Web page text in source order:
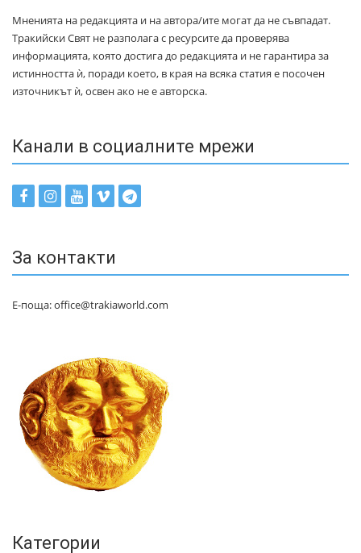
Мненията на редакцията и на автора/ите могат да не съвпадат.
Тракийски Свят не разполага с ресурсите да проверява
информацията, която достига до редакцията и не гарантира за
истинността ѝ, поради което, в края на всяка статия е посочен
източникът ѝ, освен ако не е авторска.
Канали в социалните мрежи
За контакти
Е-поща: office@trakiaworld.com
Категории